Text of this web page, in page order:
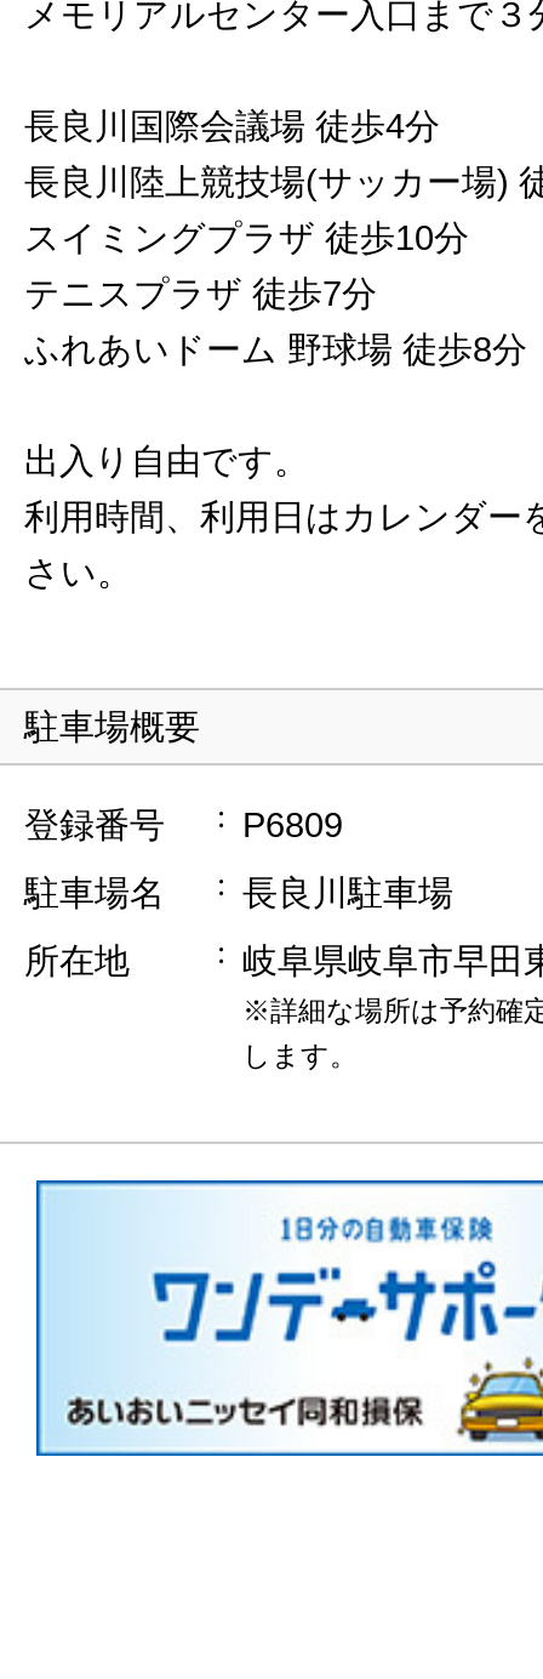
メモリアルセンター入口まで３
長良川国際会議場 徒歩4分
長良川陸上競技場(サッカー場)
スイミングプラザ 徒歩10分
テニスプラザ 徒歩7分
ふれあいドーム 野球場 徒歩8分
出入り自由です。
利用時間、利用日はカレンダー
さい。
駐車場概要
登録番号
P6809
駐車場名
長良川駐車場
所在地
岐阜県岐阜市早田
※詳細な場所は予約確
します。